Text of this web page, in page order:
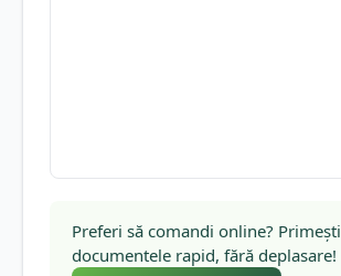
Preferi să comandi online? Primești
documentele rapid, fără deplasare!